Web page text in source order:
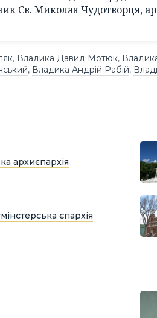
Св. Миколая Чудотворця,
, Владика Давид Мотюк,
, Владика Андрій Рабій,
архиєпархія
єпархія